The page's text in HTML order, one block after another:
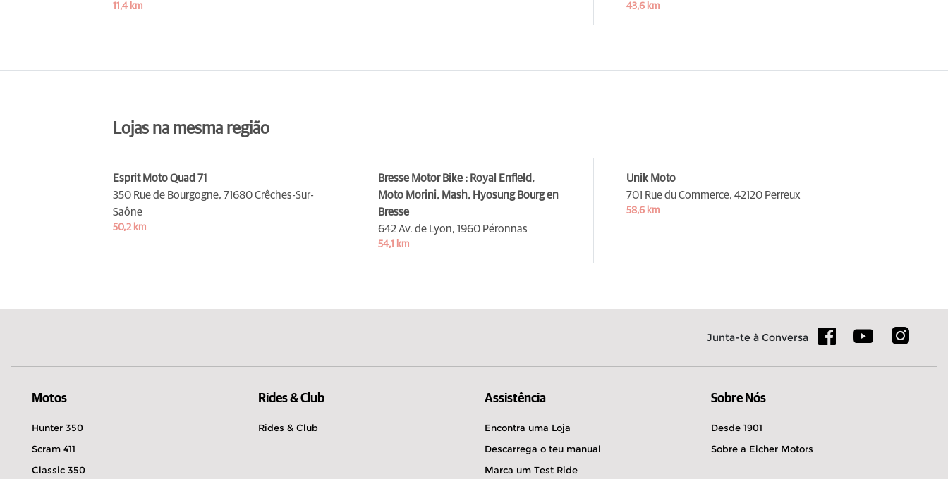
11,4 km 43,6 km
Lojas na mesma região
Esprit Moto Quad 71
350 Rue de Bourgogne, 71680 Crêches-Sur-
Saône
50,2 km
Bresse Motor Bike : Royal Enfield,
Moto Morini, Mash, Hyosung Bourg en
Bresse
642 Av. de Lyon, 1960 Péronnas
54,1 km
Unik Moto
701 Rue du Commerce, 42120 Perreux
58,6 km
Junta-te à Conversa
Motos
Hunter 350
Scram 411
Classic 350
Rides & Club
Rides & Club
Assistência
Encontra uma Loja
Descarrega o teu manual
Marca um Test Ride
Sobre Nós
Desde 1901
Sobre a Eicher Motors